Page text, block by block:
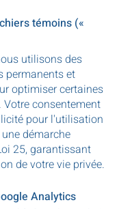
témoins («
utilisons des
permanents et
optimiser certaines
consentement
pour l'utilisation
démarche
25, garantissant
de votre vie privée.
Analytics